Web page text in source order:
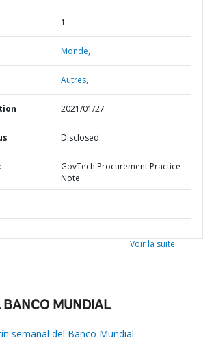
1
Monde,
Autres,
2021/01/27
Disclosed
GovTech Procurement Practice
Note
Voir la suite
BANCO MUNDIAL
semanal del Banco Mundial